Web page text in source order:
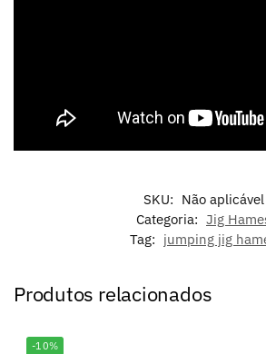
SKU: Não aplicável
Categoria: Jig
Tag: jumping jig
Produtos relacionados
-10%